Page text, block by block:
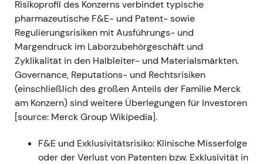
Merck die Jahresprognose 2021 an — für den
Nettoumsatz auf rund 18,5–19,5 Mrd. €, für das
EBITDA pre auf 5,4–5,8 Mrd. € und für den EPS pre
auf 7,50–8,20 €. [3]- Einordnung: Die
Marktstimmung drehte hin zu einer beschleunigten
Wachstumsgeschichte; Investoren kauften die
These, dass alle drei Geschäftsbereiche
überdurchschnittliche Ergebnisse nachhaltig liefern
könnten.[3],[8]- Technisch: Anhaltender
sukzessive eingepreist wurden.[3]
Risikoprofil des Konzerns verbindet typische
pharmazeutische F&E- und Patent- sowie
Regulierungsrisiken mit Ausführungs- und
Margendruck im Laborzubehörgeschäft und
Zyklikalität in den Halbleiter- und Materialsmärkten.
Governance, Reputations- und Rechtsrisiken
(einschließlich des großen Anteils der Familie Merck
am Konzern) sind weitere Überlegungen für Investoren
[source: Merck Group Wikipedia].
F&E und Exklusivitätsrisiko: Klinische Misserfolge
oder der Verlust von Patenten bzw. Exklusivität in